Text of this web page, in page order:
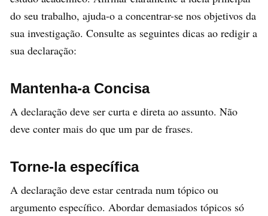
do seu trabalho, ajuda-o a concentrar-se nos objetivos da
sua investigação. Consulte as seguintes dicas ao redigir a
sua declaração:
Mantenha-a Concisa
A declaração deve ser curta e direta ao assunto. Não
deve conter mais do que um par de frases.
Torne-la específica
A declaração deve estar centrada num tópico ou
argumento específico. Abordar demasiados tópicos só